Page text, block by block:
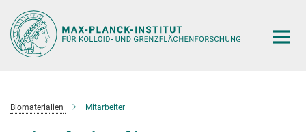
Hauptinhalt
Biomaterialien Mitarbeiter